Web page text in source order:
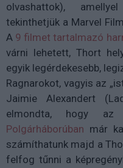
olvashattok),
tekinthetjük a Marvel
A 9 filmet tartalmazó
várni lehetett, Thort
egyik legérdekesebb,
Ragnarokot, vagyis az
Jaimie Alexandert
elmondta, hogy
Polgárháborúban már
számíthatunk majd a
felfog tűnni a